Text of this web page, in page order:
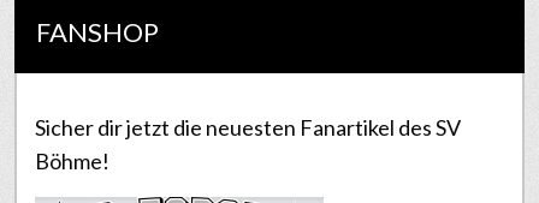
FANSHOP
Sicher dir jetzt die neuesten Fanartikel des SV
Böhme!